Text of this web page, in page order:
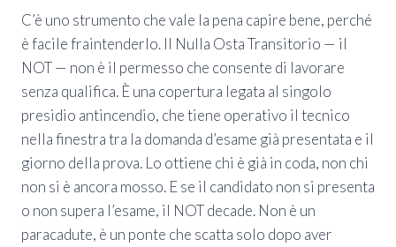
C’è uno strumento che vale la pena capire bene, perché
è facile fraintenderlo. Il Nulla Osta Transitorio — il
NOT — non è il permesso che consente di lavorare
senza qualifica. È una copertura legata al singolo
presidio antincendio, che tiene operativo il tecnico
nella finestra tra la domanda d’esame già presentata e il
giorno della prova. Lo ottiene chi è già in coda, non chi
non si è ancora mosso. E se il candidato non si presenta
o non supera l’esame, il NOT decade. Non è un
paracadute, è un ponte che scatta solo dopo aver